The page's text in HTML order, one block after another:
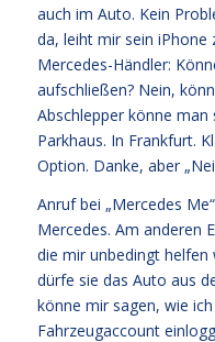
auch im Auto. Kein
da, leiht mir sein iPhone
Mercedes-Händler:
aufschließen? Nein,
Abschlepper könne man
Parkhaus. In Frankfurt.
Option. Danke, aber
Anruf bei „Mercedes
Mercedes. Am anderen
die mir unbedingt helfen
dürfe sie das Auto aus
könne mir sagen, wie
Fahrzeugaccount